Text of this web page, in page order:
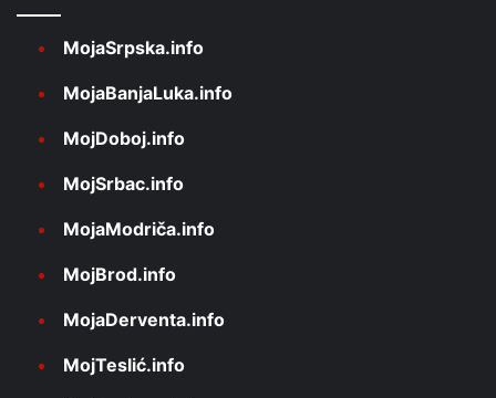
MojaSrpska.info
MojaBanjaLuka.info
MojDoboj.info
MojSrbac.info
MojaModriča.info
MojBrod.info
MojaDerventa.info
MojTeslić.info